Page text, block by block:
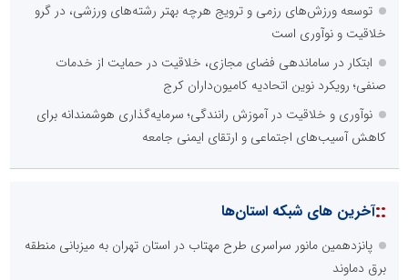
توسعه ورزش‌های رزمی و ترویج هرچه بهتر رشته‌های ورزشی، در گرو
خلاقیت و نوآوری است
ابتکار در ساماندهی فضای مجازی، خلاقیت در حمایت از خدمات
صنفی؛ رویکرد نوین اتحادیه کامیون‌داران کرج
نوآوری و خلاقیت در آموزش رانندگی؛ سرمایه‌گذاری هوشمندانه برای
کاهش آسیب‌های اجتماعی و ارتقای ایمنی جامعه
::آخرین های شبکه استان‌ها
پانزدهمین مانور سراسری طرح مهتاب در استان تهران به میزبانی منطقه
برق دماوند